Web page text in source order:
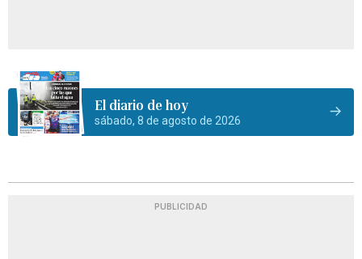
El diario de hoy
sábado, 8 de agosto de 2026
PUBLICIDAD